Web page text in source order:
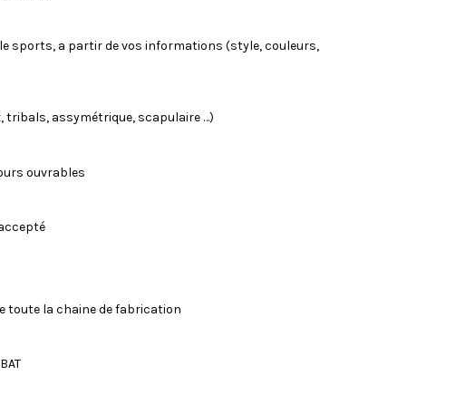
sports, a partir de vos informations (style, couleurs,
tribals, assymétrique, scapulaire …)
ouvrables
toute la chaine de fabrication